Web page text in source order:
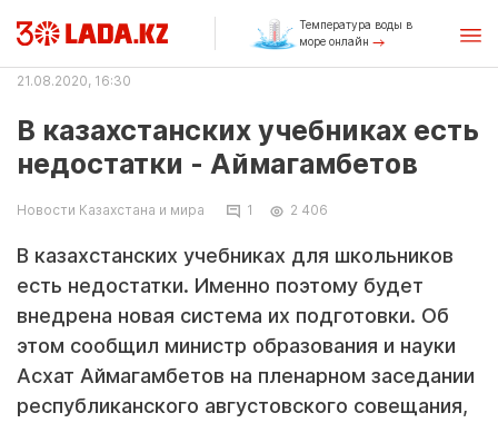
Температура воды в
море онлайн
21.08.2020, 16:30
В казахстанских учебниках есть
недостатки - Аймагамбетов
Новости Казахстана и мира 1 2 406
В казахстанских учебниках для школьников
есть недостатки. Именно поэтому будет
внедрена новая система их подготовки. Об
этом сообщил министр образования и науки
Асхат Аймагамбетов на пленарном заседании
республиканского августовского совещания,